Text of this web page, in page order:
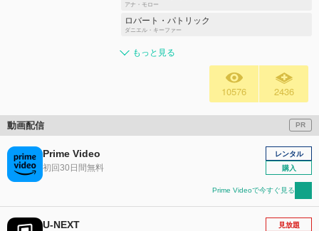
アナ・モロー
ロバート・パトリック
ダニエル・キーファー
もっと見る
10576 2436
動画配信 PR
Prime Video
初回30日間無料
レンタル
購入
Prime Videoで今すぐ見る
U-NEXT 見放題